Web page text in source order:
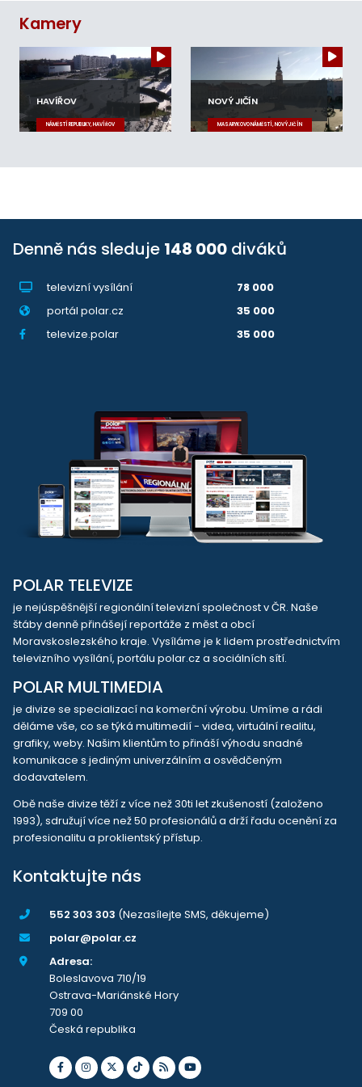
Kamery
HAVÍŘOV
NÁMĚSTÍ REPUBLIKY, HAVÍŘOV
NOVÝ JIČÍN
MASARYKOVO NÁMĚSTÍ, NOVÝ JIČÍN
Denně nás sleduje 148 000 diváků
televizní vysílání
78 000
portál polar.cz
35 000
televize.polar
35 000
POLAR TELEVIZE
je nejúspěšnější regionální televizní společnost v ČR. Naše
štáby denně přinášejí reportáže z měst a obcí
Moravskoslezského kraje. Vysíláme je k lidem prostřednictvím
televizního vysílání, portálu polar.cz a sociálních sítí.
POLAR MULTIMEDIA
je divize se specializací na komerční výrobu. Umíme a rádi
děláme vše, co se týká multimedií - videa, virtuální realitu,
grafiky, weby. Našim klientům to přináší výhodu snadné
komunikace s jediným univerzálním a osvědčeným
dodavatelem.
Obě naše divize těží z více než 30ti let zkušeností (založeno
1993), sdružují více než 50 profesionálů a drží řadu ocenění za
profesionalitu a proklientský přístup.
Kontaktujte nás
552 303 303 (Nezasílejte SMS, děkujeme)
polar@polar.cz
Adresa:
Boleslavova 710/19
Ostrava-Mariánské Hory
709 00
Česká republika